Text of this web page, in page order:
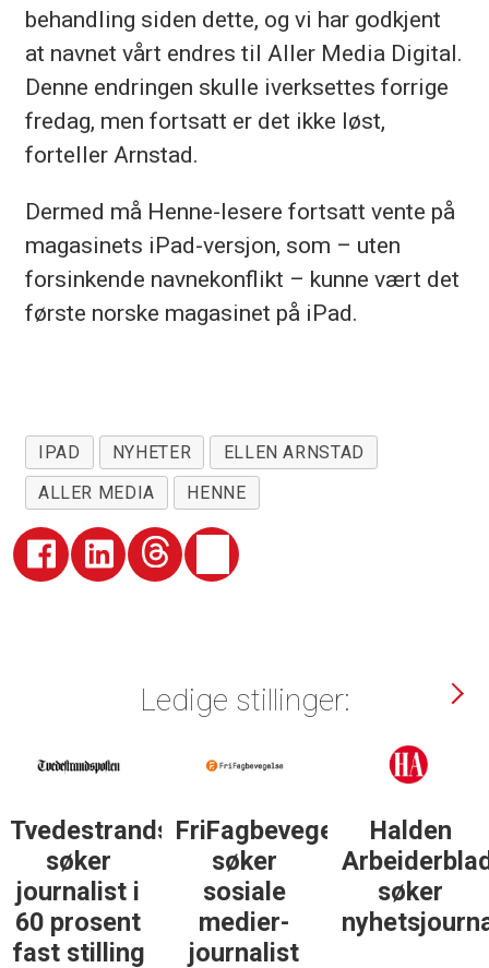
behandling siden dette, og vi har godkjent
at navnet vårt endres til Aller Media Digital.
Denne endringen skulle iverksettes forrige
fredag, men fortsatt er det ikke løst,
forteller Arnstad.
Dermed må Henne-lesere fortsatt vente på
magasinets iPad-versjon, som – uten
forsinkende navnekonflikt – kunne vært det
første norske magasinet på iPad.
IPAD NYHETER
ELLEN ARNSTAD
ALLER MEDIA
HENNE
Ledige stillinger:
Tvedestrandsposten
søker
journalist i
60 prosent
fast stilling
FriFagbevegelse
søker
sosiale
medier-
journalist
Halden
søker